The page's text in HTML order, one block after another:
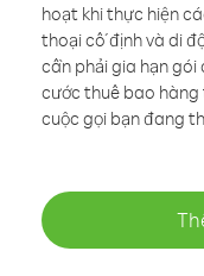
hoạt khi thực hiện
thoại cố định và di
cần phải gia hạn gói
cước thuê bao
cuộc gọi bạn đang